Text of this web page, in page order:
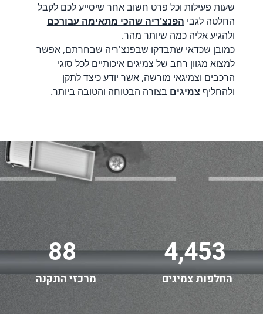
שעות פעילות וכל פרט חשוב אחר שיסייע לכם לקבל
החלטה לגבי הפנצ'ריה שהכי מתאימה עבורכם
ולהגיע אליה כמה שיותר מהר.
כמובן שכדאי שתבדקו שבפנצ'ריה שבחרתם, אפשר
למצוא מגוון רחב של צמיגים איכותיים לכל סוגי
הרכבים וצמיגאי מורשה, אשר יודע כיצד לתקן
ולהחליף צמיגים בצורה הבטוחה והטובה ביותר.
88
מרכזי התקנה
4,453
החלפות צמיגים